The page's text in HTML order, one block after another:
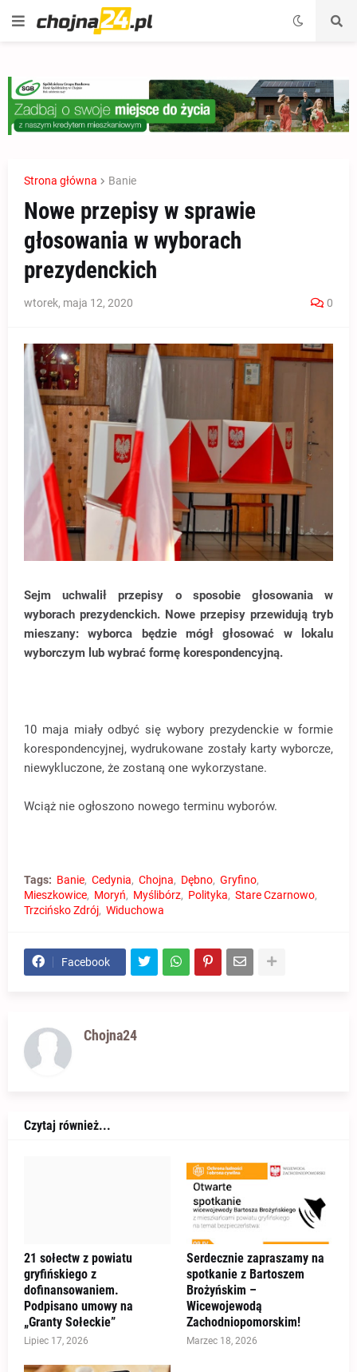
Strona główna Banie
Nowe przepisy w sprawie
głosowania w wyborach
prezydenckich
wtorek, maja 12, 2020 0
Sejm uchwalił przepisy o sposobie głosowania w
wyborach prezydenckich. Nowe przepisy przewidują tryb
mieszany: wyborca będzie mógł głosować w lokalu
wyborczym lub wybrać formę korespondencyjną.
10 maja miały odbyć się wybory prezydenckie w formie
korespondencyjnej, wydrukowane zostały karty wyborcze,
niewykluczone, że zostaną one wykorzystane.
Wciąż nie ogłoszono nowego terminu wyborów.
Tags: Banie Cedynia Chojna Dębno Gryfino
Mieszkowice
Moryń Myślibórz Polityka
Stare Czarnowo
Trzcińsko Zdrój Widuchowa
Facebook
Chojna24
Czytaj również...
21 sołectw z powiatu
gryfińskiego z
dofinansowaniem.
Podpisano umowy na
„Granty Sołeckie”
Lipiec 17, 2026
Serdecznie zapraszamy na
spotkanie z Bartoszem
Brożyńskim –
Wicewojewodą
Zachodniopomorskim!
Marzec 18, 2026